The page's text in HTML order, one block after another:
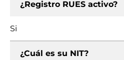
¿Registro RUES activo?
Si
¿Cuál es su NIT?